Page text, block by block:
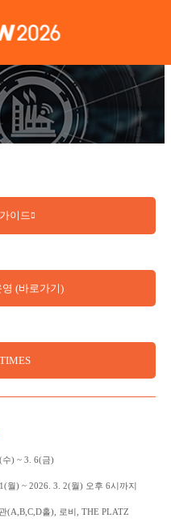
이드
(바로가기)
수) ~ 3. 6(금)
월) ~ 2026. 3. 2(월) 오후 6시까지
(A,B,C,D홀), 로비, THE PLATZ